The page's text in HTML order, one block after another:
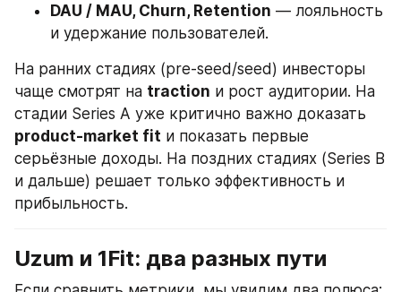
DAU / MAU, Churn, Retention — лояльность
и удержание пользователей.
На ранних стадиях (pre-seed/seed) инвесторы
чаще смотрят на traction и рост аудитории. На
product-market fit и показать первые
серьёзные доходы. На поздних стадиях (Series B
и дальше) решает только эффективность и
прибыльность.
Uzum и 1Fit: два разных пути